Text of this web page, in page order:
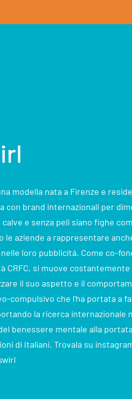
modella nata a Firenze e
con brand internazionali per
e senza peli siano fighe
le aziende a rappresentare
nelle loro pubblicitá. Come co-
CRFC, si muove
il suo aspetto e il
compulsivo che l'ha portata a
la ricerca internazionale
benessere mentale alla
di Italiani. Trovala su